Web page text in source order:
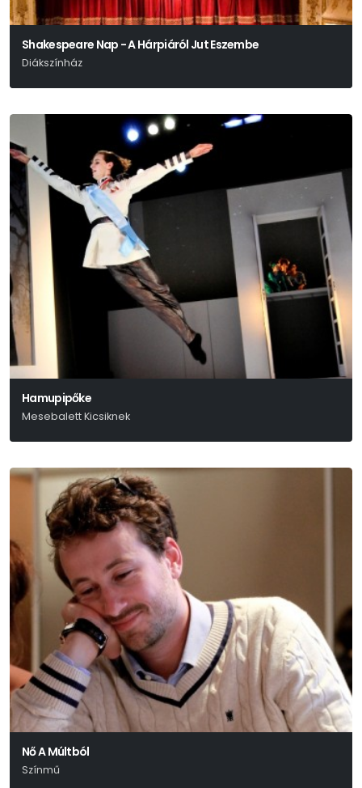
Shakespeare Nap - A Hárpiáról Jut Eszembe
Diákszínház
Hamupipőke
Mesebalett Kicsiknek
Nő A Múltból
Színmű